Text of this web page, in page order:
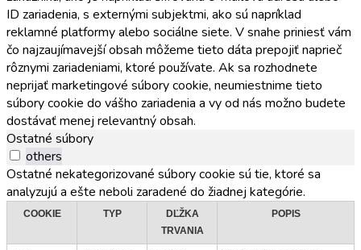
ID zariadenia, s externými subjektmi, ako sú napríklad
reklamné platformy alebo sociálne siete. V snahe priniesť vám
čo najzaujímavejší obsah môžeme tieto dáta prepojiť naprieč
rôznymi zariadeniami, ktoré používate. Ak sa rozhodnete
neprijať marketingové súbory cookie, neumiestnime tieto
súbory cookie do vášho zariadenia a vy od nás možno budete
dostávať menej relevantný obsah.
Ostatné súbory
others
Ostatné nekategorizované súbory cookie sú tie, ktoré sa
analyzujú a ešte neboli zaradené do žiadnej kategórie.
COOKIE TYP
DĽŽKA
TRVANIA
POPIS